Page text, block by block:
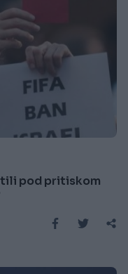
pod pritiskom